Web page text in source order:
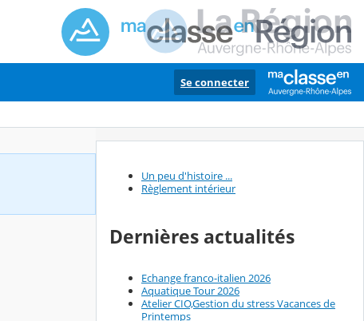
Se connecter
Un peu d'histoire ...
Règlement intérieur
Dernières actualités
Echange franco-italien 2026
Aquatique Tour 2026
Atelier CIO,Gestion du stress Vacances de
Printemps